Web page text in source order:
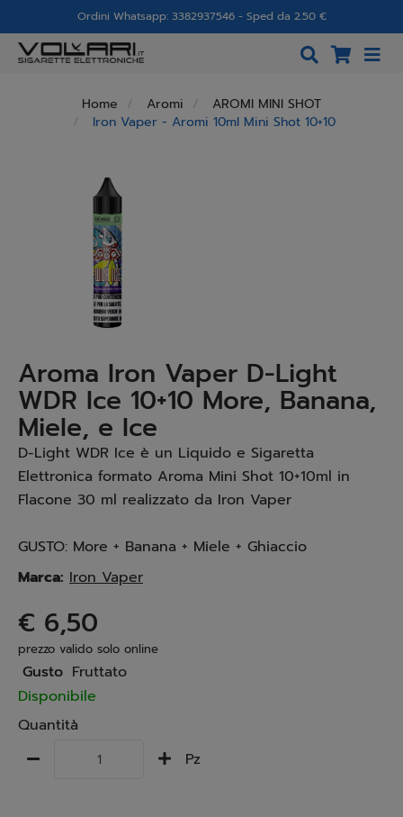
Ordini Whatsapp: 3382937546 - Sped da 2.50 €
Home Aromi
AROMI MINI SHOT
Iron Vaper - Aromi 10ml Mini Shot 10+10
Aroma Iron Vaper D-Light
WDR Ice 10+10 More, Banana,
Miele, e Ice
D-Light WDR Ice è un Liquido e Sigaretta
Elettronica formato Aroma Mini Shot 10+10ml in
Flacone 30 ml realizzato da Iron Vaper
GUSTO: More + Banana + Miele + Ghiaccio
Marca: Iron Vaper
€ 6,50
prezzo valido solo online
Gusto Fruttato
Disponibile
Quantità
Pz